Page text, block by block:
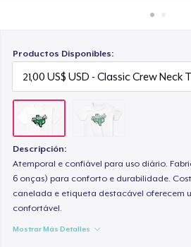
Productos Disponibles:
Descripción:
Atemporal e confiável para uso diário.
6 onças) para conforto e durabilidade.
canelada e etiqueta destacável oferecem
confortável.
Mostrar Más Detalles